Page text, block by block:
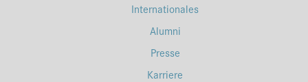
Internationales
Alumni
Presse
Karriere